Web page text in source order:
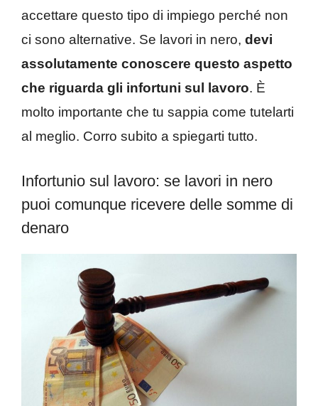
accettare questo tipo di impiego perché non
ci sono alternative. Se lavori in nero, devi
assolutamente conoscere questo aspetto
che riguarda gli infortuni sul lavoro. È
molto importante che tu sappia come tutelarti
al meglio. Corro subito a spiegarti tutto.
Infortunio sul lavoro: se lavori in nero
puoi comunque ricevere delle somme di
denaro